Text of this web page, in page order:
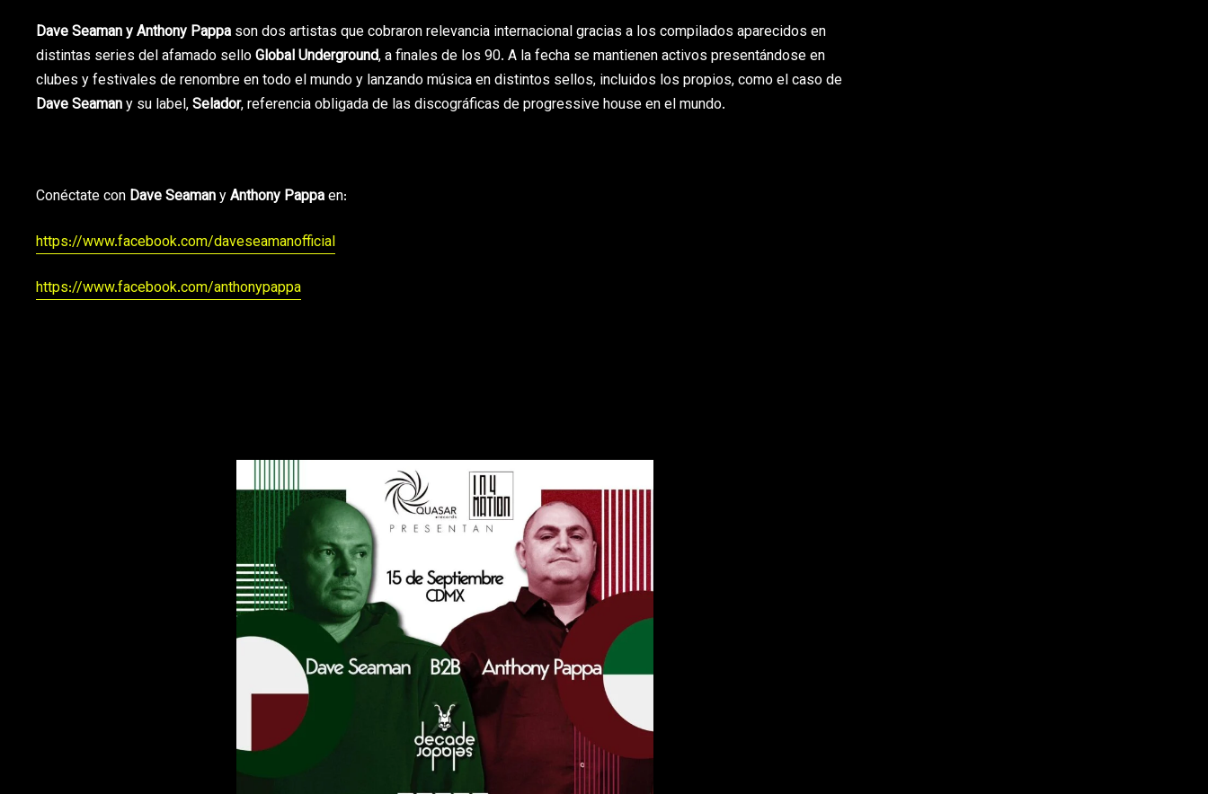
Dave Seaman y Anthony Pappa son dos artistas que cobraron relevancia internacional gracias a los compilados aparecidos en
distintas series del afamado selloGlobal Underground, a finales de los 90. A la fecha se mantienen activos presentándose en
clubes y festivales de renombre en todo el mundo y lanzando música en distintos sellos, incluidos los propios, como el caso de
Dave Seamany su label,Selador, referencia obligada de las discográficas de progressive house en el mundo.
Conéctate con Dave SeamanyAnthony Pappaen:
https://www.facebook.com/daveseamanofficial
https://www.facebook.com/anthonypappa